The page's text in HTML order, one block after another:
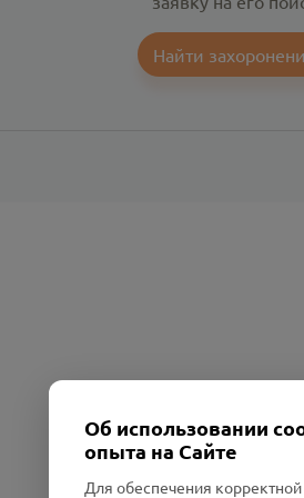
Найти
Об использовании
опыта на Сайте
Для обеспечения